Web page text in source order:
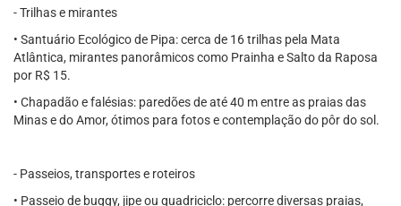
- Trilhas e mirantes
• Santuário Ecológico de Pipa: cerca de 16 trilhas pela Mata
Atlântica, mirantes panorâmicos como Prainha e Salto da Raposa
por R$ 15.
• Chapadão e falésias: paredões de até 40 m entre as praias das
Minas e do Amor, ótimos para fotos e contemplação do pôr do sol.
- Passeios, transportes e roteiros
• Passeio de buggy, jipe ou quadriciclo: percorre diversas praias,